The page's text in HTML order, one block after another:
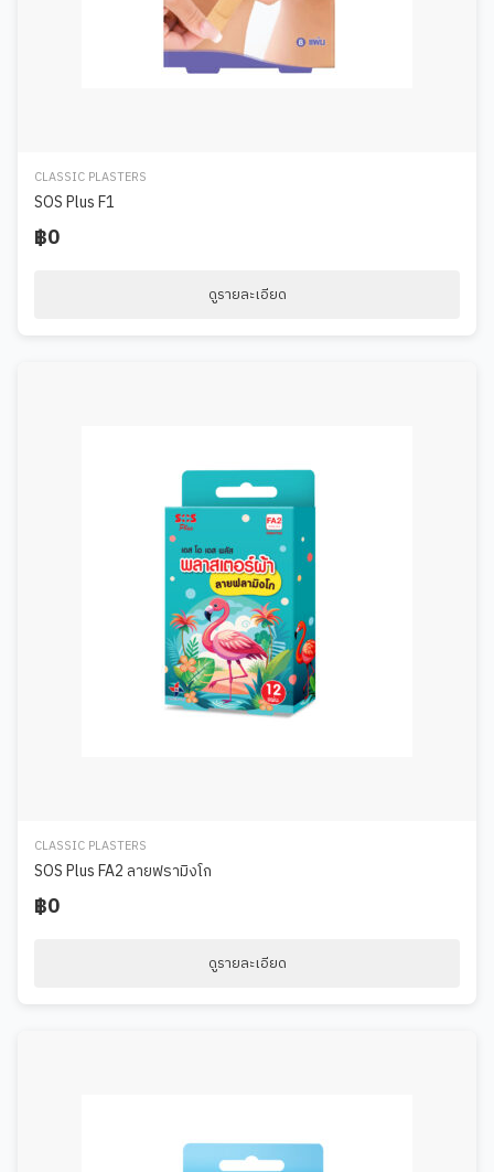
CLASSIC PLASTERS
SOS Plus F1
฿0
ดูรายละเอียด
CLASSIC PLASTERS
SOS Plus FA2 ลายฟรามิงโก
฿0
ดูรายละเอียด